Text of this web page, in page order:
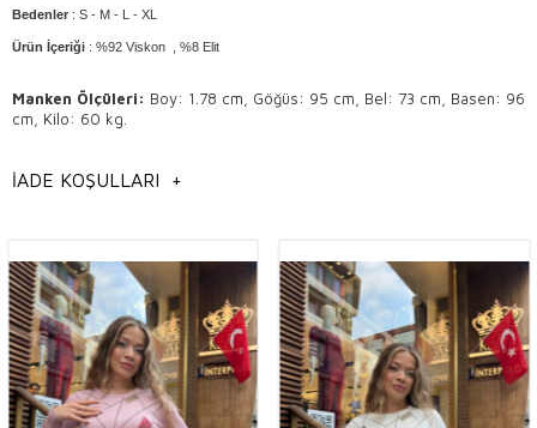
Bedenler : S - M - L - XL
Ürün İçeriği : %92 Viskon , %8 Elit
Manken Ölçüleri: Boy: 1.78 cm, Göğüs: 95 cm, Bel: 73 cm, Basen: 96
cm, Kilo: 60 kg.
Ürünün tersini çevirerek yıkayınız.
Kuru temizlemeye uygundur.
Genel Bilgilendirme
Toptan Kadıntriko kazak modelleri,
İstanbul toptan triko kazak modelleri,
Toptan kadın giyim modelleri,
İADE KOŞULLARI +